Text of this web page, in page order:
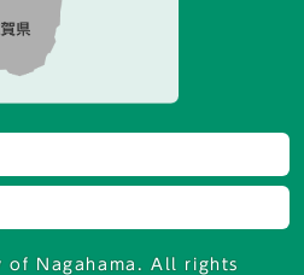
of Nagahama. All rights